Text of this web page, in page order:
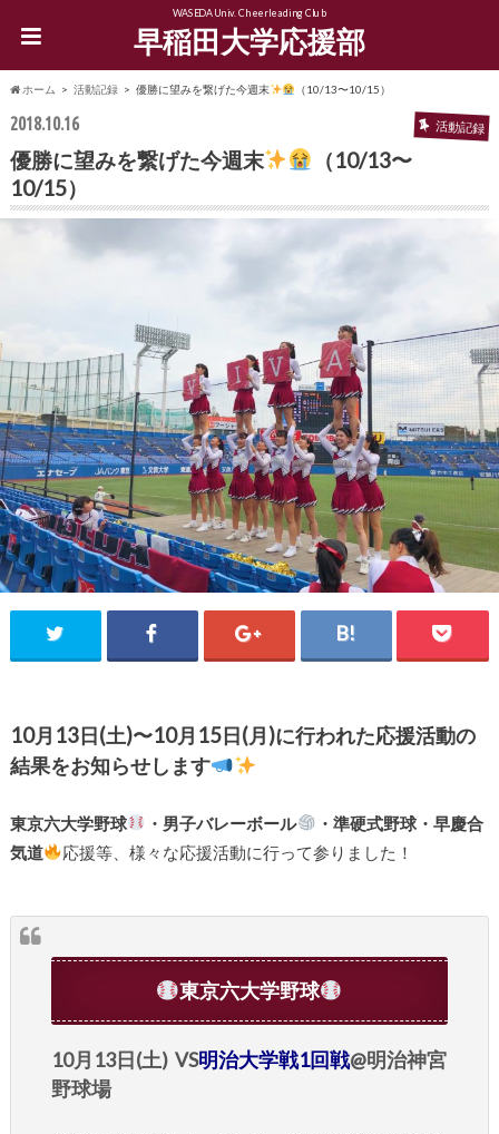
WASEDA Univ. Cheerleading Club
早稲田大学応援部
ホーム 活動記録 優勝に望みを繋げた今週末 （10/13〜10/15）
2018.10.16 活動記録
優勝に望みを繋げた今週末
（10/13〜
10/15）
10月13日(土)〜10月15日(月)に行われた応援活動の
結果をお知らせします
東京六大学野球 ・男子バレーボール
・準硬式野球・早慶合
気道
応援等、様々な応援活動に行って参りました！
東京六大学野球
10月13日(土) VS明治大学戦1回戦@明治神宮
野球場